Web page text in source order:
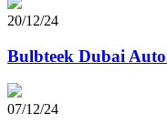
20/12/24
Bulbteek Dubai
07/12/24